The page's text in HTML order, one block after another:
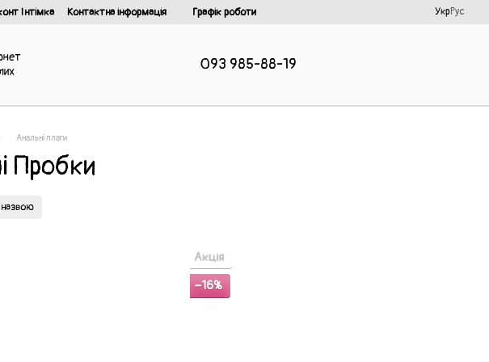
Інтімка Контактна інформація
Графік роботи
УкрРус
093 985-88-19
Анальні плаги
Пробки
назвою
Акція
−16%